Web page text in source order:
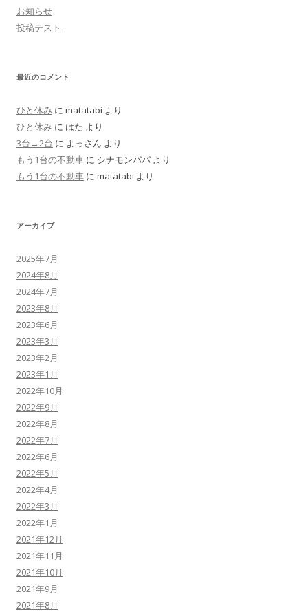
お知らせ
投稿テスト
最近のコメント
ひと休み に matatabi より
ひと休み に はた より
3台→2台 に よっさん より
もう1台の不動車 に シナモンパパ より
もう1台の不動車 に matatabi より
アーカイブ
2025年7月
2024年8月
2024年7月
2023年8月
2023年6月
2023年3月
2023年2月
2023年1月
2022年10月
2022年9月
2022年8月
2022年7月
2022年6月
2022年5月
2022年4月
2022年3月
2022年1月
2021年12月
2021年11月
2021年10月
2021年9月
2021年8月